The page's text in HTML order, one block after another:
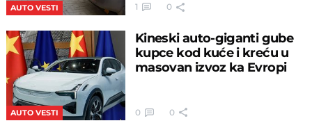
AUTO VESTI 1 0
AUTO VESTI
Kineski auto-giganti gube
kupce kod kuće i kreću u
masovan izvoz ka Evropi
0 0